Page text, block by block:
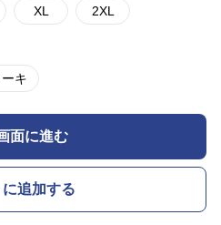
XL 2XL
キ
面に進む
に追加する